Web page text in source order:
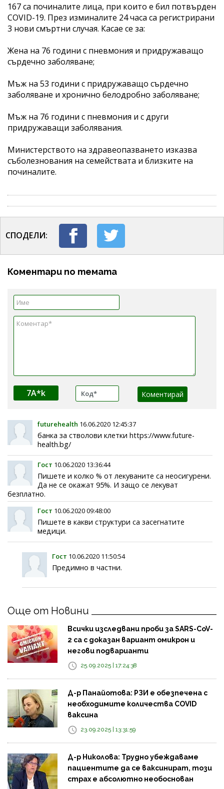
167 са починалите лица, при които е бил потвърден
COVID-19. През изминалите 24 часа са регистрирани
3 нови смъртни случая. Касае се за:
Жена на 76 години с пневмония и придружаващо
сърдечно заболяване;
Мъж на 53 години с придружаващо сърдечно
заболяване и хронично белодробно заболяване;
Мъж на 76 години с пневмония и с други
придружаващи заболявания.
Министерството на здравеопазването изказва
съболезнования на семействата и близките на
починалите.
СПОДЕЛИ:
Коментари по темата
7A*k
futurehealth 16.06.2020 12:45:37
банка за стволови клетки https://www.future-
health.bg/
Гост 10.06.2020 13:36:44
Пишете и колко % от лекуваните са неосигурени.
Да не се окажат 95%. И защо се лекуват
безплатно.
Гост 10.06.2020 09:48:00
Пишете в какви структури са засегнатите
медици.
Гост 10.06.2020 11:50:54
Предимно в частни.
Още от Новини
Всички изследвани проби за SARS-CoV-
2 са с доказан вариант омикрон и
негови подварианти
25.09.2025 | 17:24:38
Д-р Панайотова: РЗИ е обезпечена с
необходимите количества COVID
ваксина
23.09.2025 | 13:31:59
Д-р Николова: Трудно убеждаваме
пациентите да се ваксинират, този
страх е абсолютно необоснован